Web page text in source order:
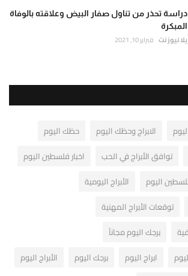
دراسة تحذر من تناول صفار البيض وعلاقته بالوفاة
المبكرة
يلا نيوز نت فبراير 10, 2021
الابراج وحظك اليوم
حظك اليوم
توافق الأبراج في الحب
اخبار فلسطين اليوم
اليوم
الأبراج اليومية
توقعات الأبراج المهنية
برجك اليوم مجاناً
ابراج اليوم برجك اليوم
الأبراج اليوم